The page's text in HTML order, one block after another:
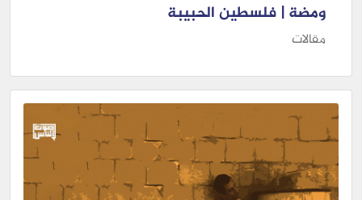
ومضة | فلسطين الحبيبة
مقالات